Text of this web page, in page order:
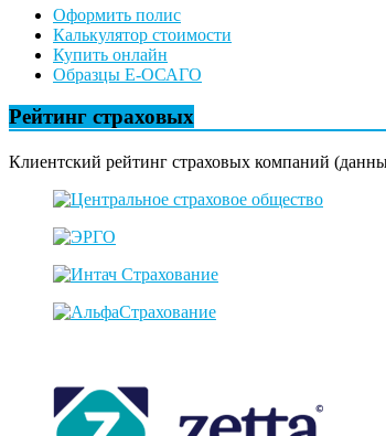
Оформить полис
Калькулятор стоимости
Купить онлайн
Образцы Е-ОСАГО
Рейтинг страховых
Клиентский рейтинг страховых компаний